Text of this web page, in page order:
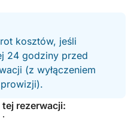
kosztów, jeśli
24 godziny przed
(z wyłączeniem
rezerwacji: